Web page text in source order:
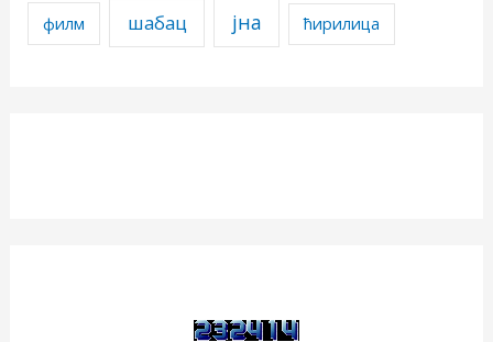
филм шабац јна ћирилица